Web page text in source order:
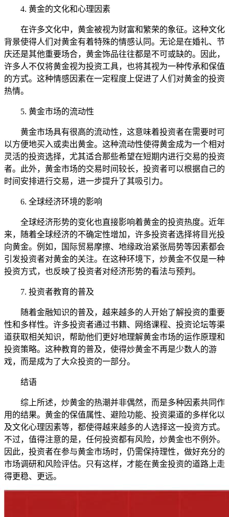
4. 黄金的文化和心理因素
在许多文化中，黄金被视为财富和繁荣的象征。这种文化
背景使得人们对黄金有着特殊的情感认同。无论是在婚礼、节
庆还是其他重要场合，黄金饰品往往都是不可或缺的。因此，
许多人不仅将黄金视为投资工具，也将其视为一种传承和保值
的方式。这种情感因素在一定程度上促进了人们对黄金的投资
热情。
5. 黄金市场的流动性
黄金市场具有很高的流动性，这意味着投资者在需要时可
以方便地买入或卖出黄金。这种流动性使得黄金成为一个相对
灵活的投资选择，尤其适合那些希望在短期内进行交易的投资
者。此外，黄金市场的交易时间较长，投资者可以根据自己的
时间安排进行交易，进一步提升了其吸引力。
6. 全球经济环境的影响
全球经济形势的变化也直接影响着黄金的投资热度。近年
来，随着全球经济的不确定性增加，许多投资者选择将目光投
向黄金。例如，国际贸易摩擦、地缘政治紧张局势等因素都会
引发投资者对黄金的关注。在这种环境下，炒黄金不仅是一种
投资方式，也反映了投资者对经济形势的看法与预判。
7. 投资者教育的普及
随着金融知识的普及，越来越多的人开始了解投资的重要
性和多样性。许多投资者通过书籍、网络课程、投资论坛等渠
道获取相关知识，帮助他们更好地理解黄金市场的运作原理和
投资策略。这种教育的普及，使得炒黄金不再是少数人的游
戏，而是成为了大众投资的一部分。
结语
综上所述，炒黄金的热潮并非偶然，而是多种因素共同作
用的结果。黄金的保值属性、避险功能、投资渠道的多样化以
及文化心理因素等，都使得越来越多的人选择这一投资方式。
不过，值得注意的是，任何投资都有风险，炒黄金也不例外。
因此，投资者在参与黄金市场时，仍需保持理性，做好充分的
市场调研和风险评估。只有这样，才能在黄金投资的道路上走
得更稳、更远。